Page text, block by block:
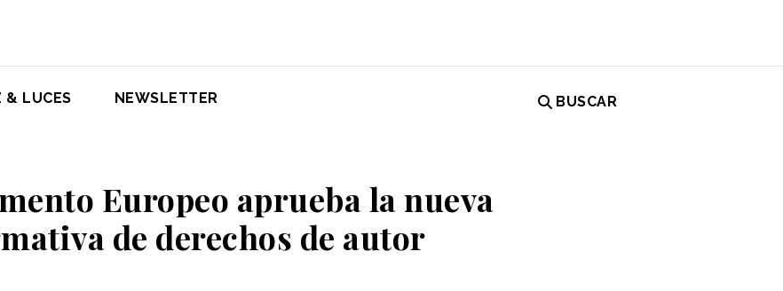
& LUCES NEWSLETTER BUSCAR
Europeo aprueba la nueva
de derechos de autor